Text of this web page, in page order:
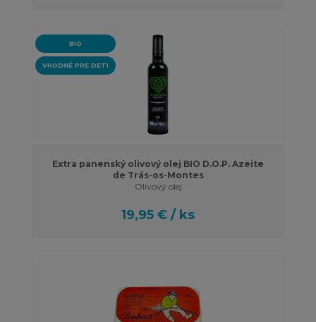
BIO
VHODNÉ PRE DETI
Extra panenský olivový olej BIO D.O.P. Azeite
de Trás-os-Montes
Olivový olej
19,95 € / ks